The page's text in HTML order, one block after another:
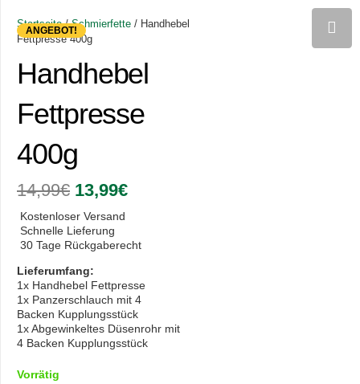
ANGEBOT!
Startseite/Schmierfette / Handhebel
Fettpresse 400g
Handhebel
Fettpresse
400g
14,99€ Ursprünglicher
Preis
war:
14,99€
13,99€Aktueller
Kostenloser Versand
Schnelle Lieferung
30 Tage Rückgaberecht
Lieferumfang:
1x Handhebel Fettpresse
1x Panzerschlauch mit 4
Backen Kupplungsstück
1x Abgewinkeltes Düsenrohr mit
4 Backen Kupplungsstück
Vorrätig